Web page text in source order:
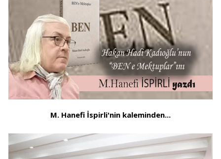
M. Hanefi İspirli'nin kaleminden...